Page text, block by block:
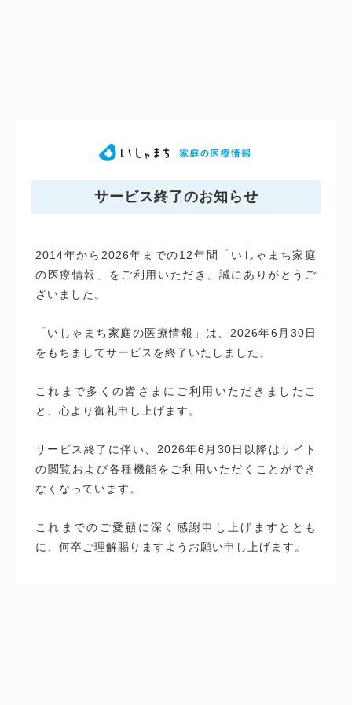
サービス終了のお知らせ
2014年から2026年までの12年間「いしゃまち家庭
の医療情報」をご利用いただき、誠にありがとうご
ざいました。
「いしゃまち家庭の医療情報」は、2026年6月30日
をもちましてサービスを終了いたしました。
これまで多くの皆さまにご利用いただきましたこ
と、心より御礼申し上げます。
サービス終了に伴い、2026年6月30日以降はサイト
の閲覧および各種機能をご利用いただくことができ
なくなっています。
これまでのご愛顧に深く感謝申し上げますととも
に、何卒ご理解賜りますようお願い申し上げます。